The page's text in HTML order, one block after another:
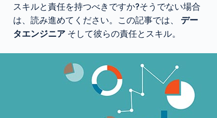
スキルと責任を持つべきですか?そうでない場合
は、読み進めてください。この記事では、 デー
タエンジニアそして彼らの責任とスキル。